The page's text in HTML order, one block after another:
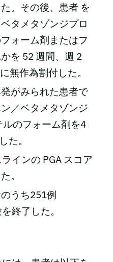
。その後、患者 を
タメタゾンジプロ
ォーム剤またはフ
を 52 週間、週 2
無作為割付した。
がみられた患者で
／ベタメタゾンジ
のフォーム剤を4
た。
インの PGA スコア
。
うち251例
終了した。